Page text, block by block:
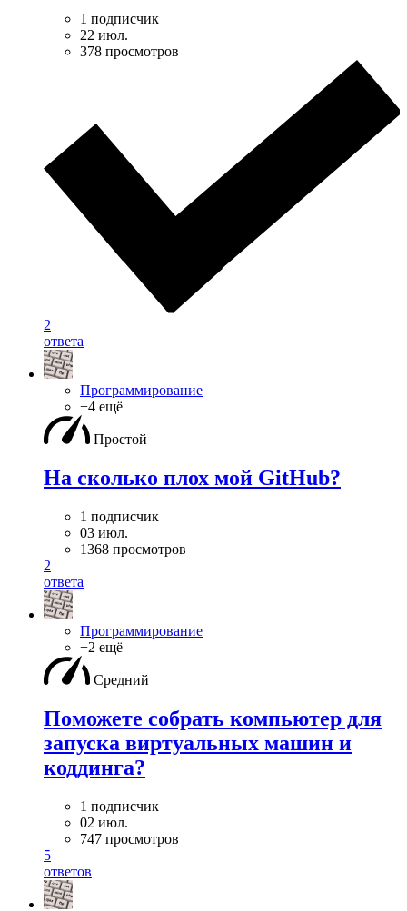
1 подписчик
22 июл.
378 просмотров
2
ответа
Программирование
+4 ещё
Простой
На сколько плох мой GitHub?
1 подписчик
03 июл.
1368 просмотров
2
ответа
Программирование
+2 ещё
Средний
Поможете собрать компьютер для
запуска виртуальных машин и
коддинга?
1 подписчик
02 июл.
747 просмотров
5
ответов